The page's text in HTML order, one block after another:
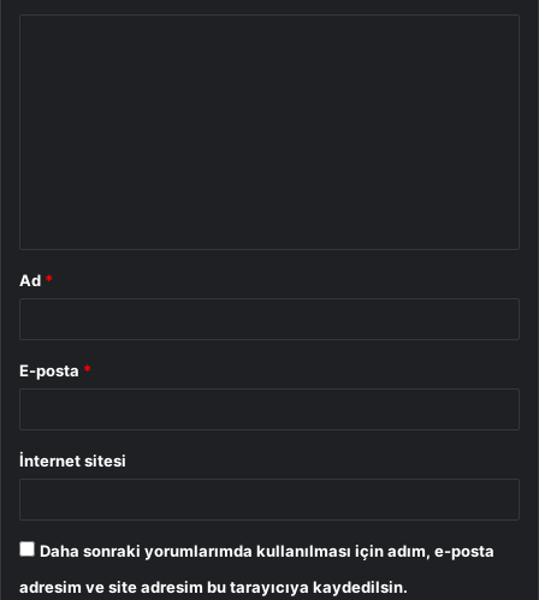
Ad *
E-posta *
İnternet sitesi
Daha sonraki yorumlarımda kullanılması için adım, e-posta
adresim ve site adresim bu tarayıcıya kaydedilsin.